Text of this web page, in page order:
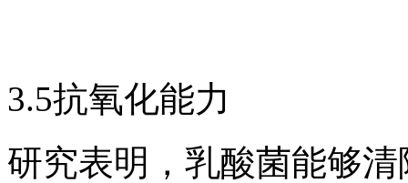
3.5抗氧化能力
研究表明，乳酸菌能够